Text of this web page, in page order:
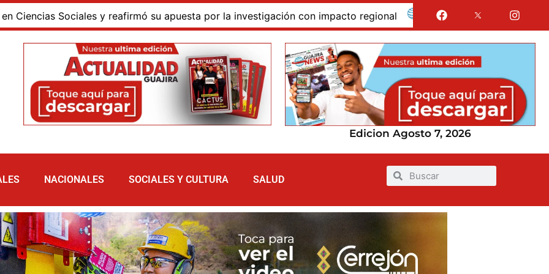
y reafirmó su apuesta por la investigación con impacto regional Jairo Aguilar cuestionó que se
Edicion Agosto 7, 2026
NACIONALES SOCIALES Y CULTURA SALUD